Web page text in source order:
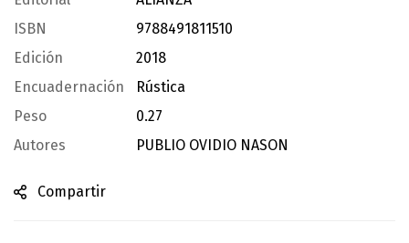
ISBN
9788491811510
Edición
2018
Encuadernación
Rústica
Peso
0.27
Autores
PUBLIO OVIDIO NASON
Compartir